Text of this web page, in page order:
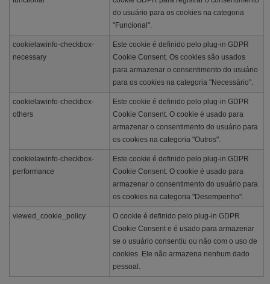
do usuário para os cookies na categoria
"Funcional".
cookielawinfo-checkbox-
necessary
Este cookie é definido pelo plug-in GDPR
Cookie Consent. Os cookies são usados
para armazenar o consentimento do usuário
para os cookies na categoria "Necessário".
cookielawinfo-checkbox-
others
Este cookie é definido pelo plug-in GDPR
Cookie Consent. O cookie é usado para
armazenar o consentimento do usuário para
os cookies na categoria "Outros".
cookielawinfo-checkbox-
performance
Este cookie é definido pelo plug-in GDPR
Cookie Consent. O cookie é usado para
armazenar o consentimento do usuário para
os cookies na categoria "Desempenho".
viewed_cookie_policy
O cookie é definido pelo plug-in GDPR
Cookie Consent e é usado para armazenar
se o usuário consentiu ou não com o uso de
cookies. Ele não armazena nenhum dado
pessoal.